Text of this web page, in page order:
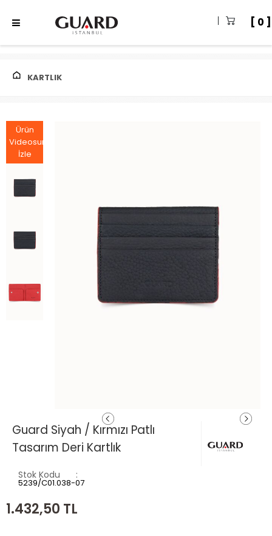
0
KARTLIK
Ürün
Videosunu
İzle
Guard Siyah / Kırmızı Patlı
Tasarım Deri Kartlık
Stok Kodu
5239/C01.038-07
1.432,50 TL